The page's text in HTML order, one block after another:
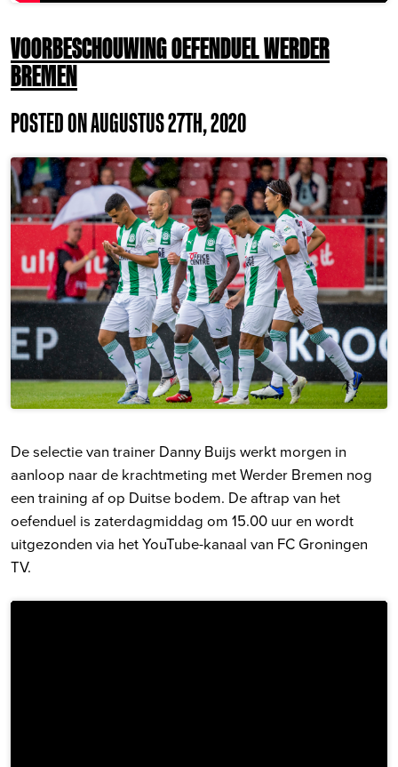
VOORBESCHOUWING OEFENDUEL WERDER
BREMEN
POSTED ON AUGUSTUS 27TH, 2020
De selectie van trainer Danny Buijs werkt morgen in
aanloop naar de krachtmeting met Werder Bremen nog
een training af op Duitse bodem. De aftrap van het
oefenduel is zaterdagmiddag om 15.00 uur en wordt
uitgezonden via het YouTube-kanaal van FC Groningen
TV.